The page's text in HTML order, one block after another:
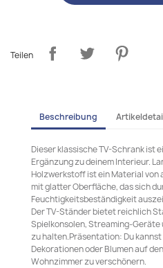
Teilen
Beschreibung
Dieser klassische TV-Schrank ist
Ergänzung zu deinem Interieur.
Holzwerkstoff ist ein Material
mit glatter Oberfläche, das sich
Feuchtigkeitsbeständigkeit
Der TV-Ständer bietet reichlich
Spielkonsolen, Streaming-
zu halten.Präsentation: Du
Dekorationen oder Blumen auf
Wohnzimmer zu verschönern.